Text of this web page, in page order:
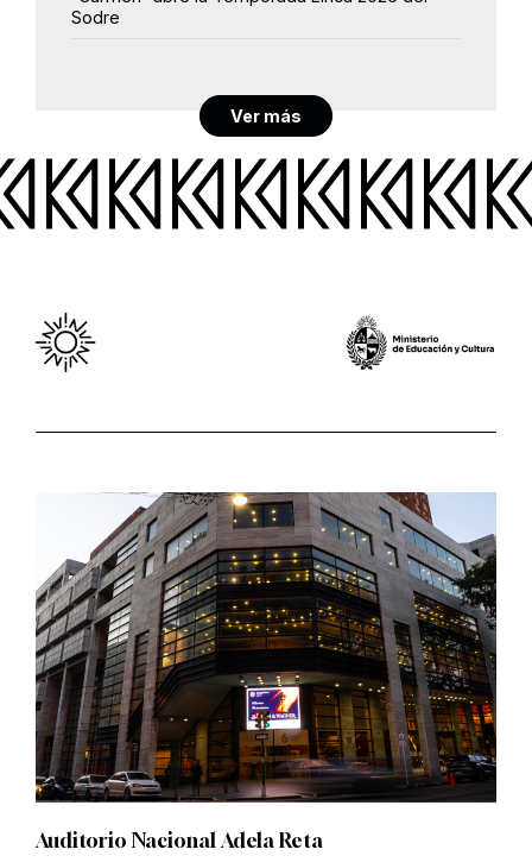
Sodre
Ver más
Auditorio Nacional Adela Reta